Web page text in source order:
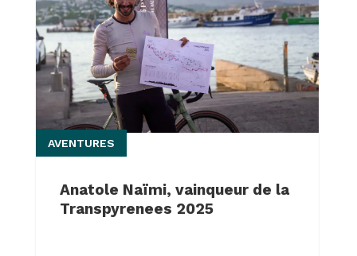
Anatole Naïmi, vainqueur de la
Transpyrenees 2025
AVENTURES